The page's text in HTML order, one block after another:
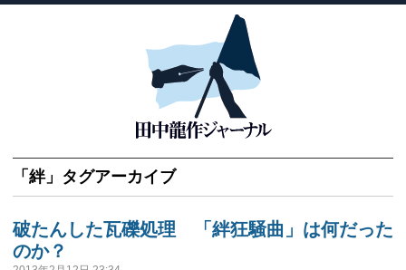
「 絆」タグアーカイブ
破たんした瓦礫処理 「絆狂騒曲」は何だった
のか？